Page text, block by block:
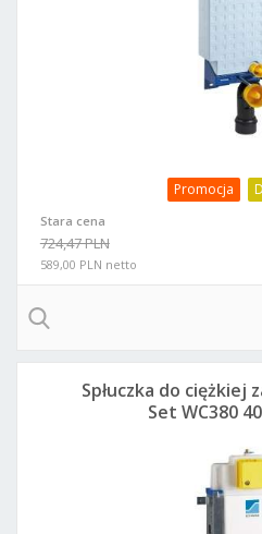
Promocja
Stara cena
724,47 PLN
589,00 PLN netto
Spłuczka do ciężkiej
Set WC380